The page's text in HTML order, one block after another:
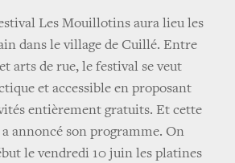
Les Mouillotins aura lieu les
dans le village de Cuillé. Entre
arts de rue, le festival se veut
et accessible en proposant
entièrement gratuits. Et cette
annoncé son programme. On
le vendredi 10 juin les platines